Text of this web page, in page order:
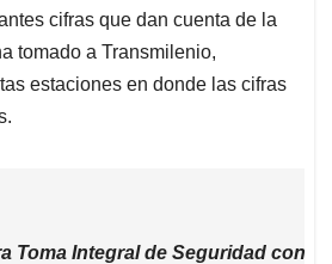
cifras que dan cuenta de la
tomado a Transmilenio,
estaciones en donde las cifras
Toma Integral de Seguridad con